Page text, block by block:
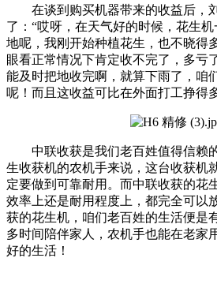
在谈到购买机器带来的收益后，
了：“哎呀，在天气好的时候，花生
地呢，我刚开始种植花生，也不晓得
眼看正常情况下肯定收不完了，多亏
能及时把地收完啊，就算下雨了，咱
呢！而且这收益可比在外面打工挣得
中联收获是我们老百姓值得信赖
生收获机的农机手来说，这台收获机
定要做到可靠耐用。而中联收获的花
效率上还是耐用程度上，都完全可以
获的花生机，咱们老百姓的生活便是
多时间陪伴家人，农机手也能在老家
好的生活！